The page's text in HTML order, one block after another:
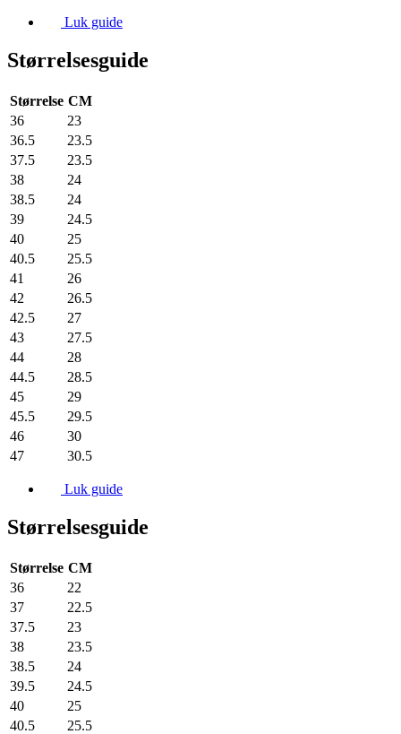
Luk guide
Størrelsesguide
Størrelse CM
36
23
36.5
23.5
37.5
23.5
38
24
38.5
24
39
24.5
40
25
40.5
25.5
41
26
42
26.5
42.5
27
43
27.5
44
28
44.5
28.5
45
29
45.5
29.5
46
30
47
30.5
Luk guide
Størrelsesguide
Størrelse CM
36
22
37
22.5
37.5
23
38
23.5
38.5
24
39.5
24.5
40
25
40.5
25.5